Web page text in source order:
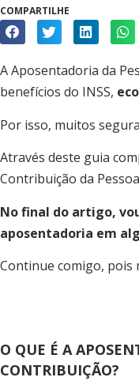
COMPARTILHE
A Aposentadoria da
benefícios do INSS,
Por isso, muitos
Através deste guia
Contribuição da
No final do artigo,
aposentadoria em
Continue comigo, pois
O QUE É A
CONTRIBUIÇÃO?